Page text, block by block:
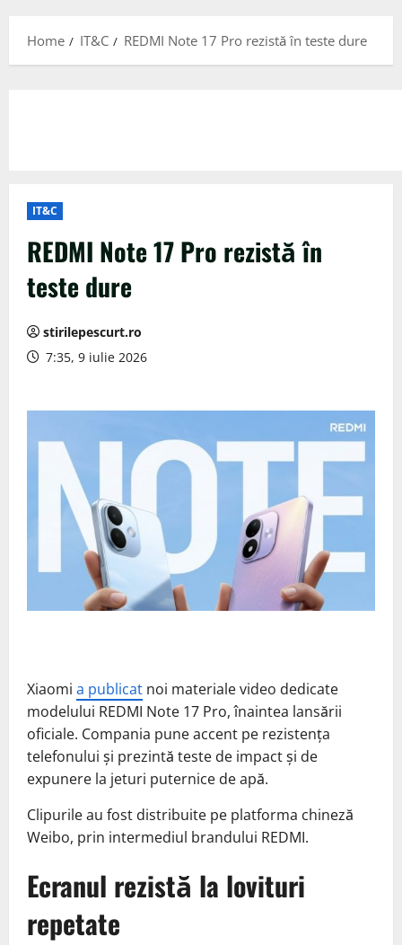
Home IT&C REDMI Note 17 Pro rezistă în teste dure
IT&C
REDMI Note 17 Pro rezistă în
teste dure
stirilepescurt.ro
7:35, 9 iulie 2026
Xiaomi a publicat noi materiale video dedicate
modelului REDMI Note 17 Pro, înaintea lansării
oficiale. Compania pune accent pe rezistența
telefonului și prezintă teste de impact și de
expunere la jeturi puternice de apă.
Clipurile au fost distribuite pe platforma chineză
Weibo, prin intermediul brandului REDMI.
Ecranul rezistă la lovituri
repetate